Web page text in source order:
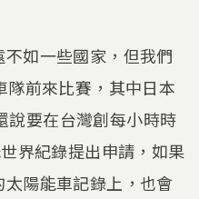
不如一些國家，但我們
前來比賽，其中日本
說要在台灣創每小時時
界紀錄提出申請，如果
陽能車記錄上，也會